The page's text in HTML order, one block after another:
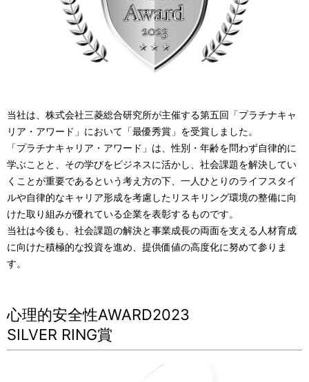
当社は、株式会社三菱総合研究所が主催する第五回「プラチナキャ
リア・アワード」において「最優秀賞」を受賞しました。
「プラチナキャリア・アワード」は、性別・年齢を問わず自律的に
学ぶことと、その学びをビジネスに活かし、社会課題を解決してい
くことが重要であるという考え方の下、一人ひとりのライフスタイ
ルや自律的なキャリア形成を考慮したリスキリング環境の整備に向
けた取り組みが優れている企業を表彰するものです。
当社は今後も、社会課題の解決と事業成長の両面を支える人材育成
に向けた積極的な投資を進め、提供価値の高度化に努めて参りま
す。
心理的安全性AWARD2023
SILVER RING賞